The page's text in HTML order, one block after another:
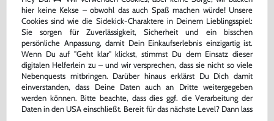
Konsole Slim #schwarz +
Original Sony DualShock
Original Memory Card /
Memorycard / Speicherkarte 8
hier keine Kekse – obwohl das auch Spaß machen würde! Unsere
Cookies sind wie die Sidekick-Charaktere in Deinem Lieblingsspiel:
Sie sorgen für Zuverlässigkeit, Sicherheit und ein bisschen
persönliche Anpassung, damit Dein Einkaufserlebnis einzigartig ist.
Wenn Du auf "Geht klar" klickst, stimmst Du dem Einsatz dieser
digitalen Helferlein zu – und wir versprechen, dass sie nicht so viele
Nebenquests mitbringen. Darüber hinaus erklärst Du Dich damit
einverstanden, dass Deine Daten auch an Dritte weitergegeben
werden können. Bitte beachte, dass dies ggf. die Verarbeitung der
Daten in den USA einschließt. Bereit für das nächste Level? Dann lass